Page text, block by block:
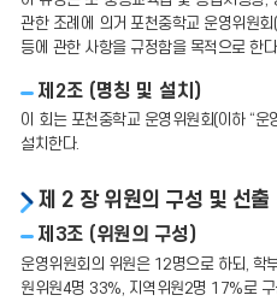
관한 조례에 의거 포천중학교 운영위원
등에 관한 사항을 규정함을 목적으로 한
제2조 (명칭 및 설치)
이 회는 포천중학교 운영위원회(이하 “운
설치한다.
제 2 장 위원의 구성 및 선출
제3조 (위원의 구성)
운영위원회의 위원은 12명으로 하되, 학
원위원4명 33%, 지역위원2명 17%로